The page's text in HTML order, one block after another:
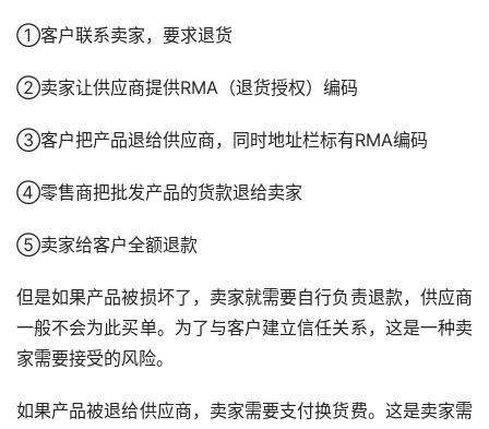
①客户联系卖家，要求退货
②卖家让供应商提供RMA（退货授权）编码
③客户把产品退给供应商，同时地址栏标有RMA编码
④零售商把批发产品的货款退给卖家
⑤卖家给客户全额退款
但是如果产品被损坏了，卖家就需要自行负责退款，供应商
一般不会为此买单。为了与客户建立信任关系，这是一种卖
家需要接受的风险。
如果产品被退给供应商，卖家需要支付换货费。这是卖家需